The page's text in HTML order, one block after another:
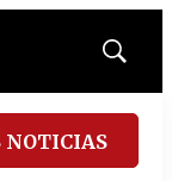
Mostrar